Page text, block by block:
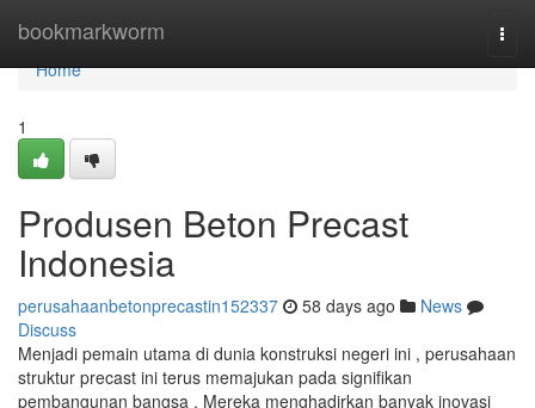
bookmarkworm
Home
Home
1
Produsen Beton Precast
Indonesia
perusahaanbetonprecastin152337 58 days ago
News
Discuss
Menjadi pemain utama di dunia konstruksi negeri ini , perusahaan
struktur precast ini terus memajukan pada signifikan
pembangunan bangsa . Mereka menghadirkan banyak inovasi